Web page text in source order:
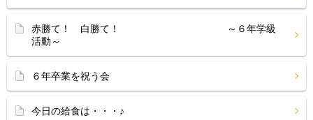
赤勝て！ 白勝て！ ～６年学級
活動～
６年卒業を祝う会
今日の給食は・・・♪